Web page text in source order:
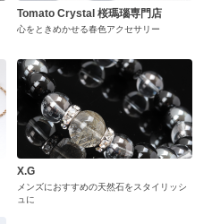
Tomato Crystal 桜瑪瑙専門店
心をときめかせる春色アクセサリー
X.G
メンズにおすすめの天然石をスタイリッシ
ュに